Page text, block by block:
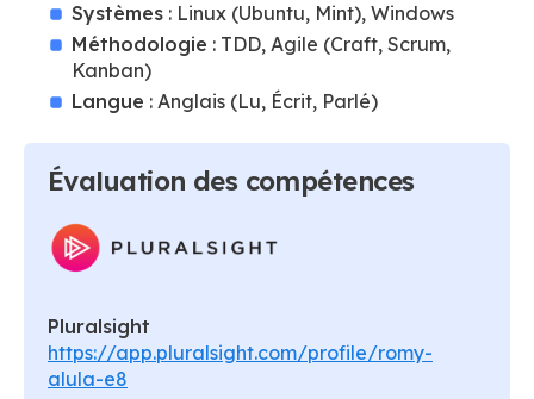
Systèmes : Linux (Ubuntu, Mint), Windows
Méthodologie : TDD, Agile (Craft, Scrum,
Kanban)
Langue : Anglais (Lu, Écrit, Parlé)
Évaluation des compétences
Pluralsight
https://app.pluralsight.com/profile/romy-
alula-e8